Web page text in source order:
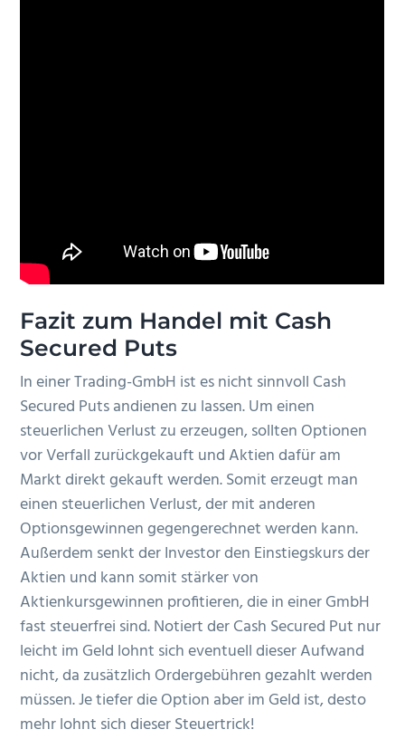
Fazit zum Handel mit Cash
Secured Puts
In einer Trading-GmbH ist es nicht sinnvoll Cash
Secured Puts andienen zu lassen. Um einen
steuerlichen Verlust zu erzeugen, sollten Optionen
vor Verfall zurückgekauft und Aktien dafür am
Markt direkt gekauft werden. Somit erzeugt man
einen steuerlichen Verlust, der mit anderen
Optionsgewinnen gegengerechnet werden kann.
Außerdem senkt der Investor den Einstiegskurs der
Aktien und kann somit stärker von
Aktienkursgewinnen profitieren, die in einer GmbH
fast steuerfrei sind. Notiert der Cash Secured Put nur
leicht im Geld lohnt sich eventuell dieser Aufwand
nicht, da zusätzlich Ordergebühren gezahlt werden
müssen. Je tiefer die Option aber im Geld ist, desto
mehr lohnt sich dieser Steuertrick!